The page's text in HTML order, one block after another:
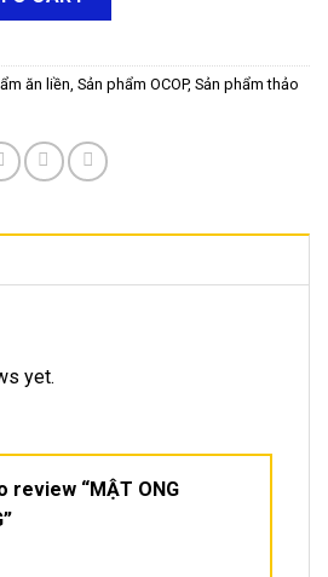
ăn liền Sản phẩm OCOP, Sản phẩm thảo
yet.
review “MẬT ONG